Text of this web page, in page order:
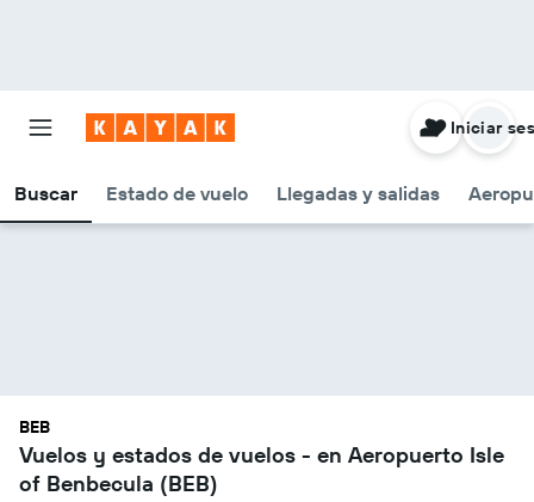
Buscar Estado de vuelo Llegadas y salidas
Iniciar
BEB
Vuelos y estados de vuelos - en Aeropuerto Isle
of Benbecula (BEB)